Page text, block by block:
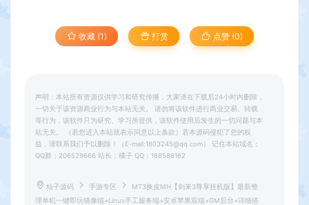
收藏 (1) 打赏 点赞 (0)
声明：本站所有资源仅供学习和研究传播，大家请在下载后24小时内删除，
一切关于该资源商业行为与本站无关。 请勿将该软件进行商业交易、转载
等行为，该软件只为研究、学习所提供，该软件使用后发生的一切问题与本
站无关。 （若您进入本站就表示同意以上条款）若本源码侵犯了您的权
益，请联系我们予以删除！（E-mail:1803245@qq.com） 记住本站域名：
QQ群：206529666 站长：橘子 QQ：188588162
桔子源码 手游专区
MT3换皮MH【剑来3尊享挂机版】最新整
理单机一键即玩镜像端+Linux手工服务端+安卓苹果双端+GM后台+详细搭